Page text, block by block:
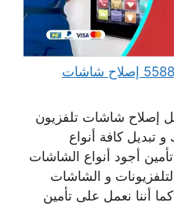
فني تصليح تلفزيونات 55880595 إصلاح شاشات
إصلاح شاشات تلفزيون
تبديل كافة أنواع
أجود أنواع الشاشات
و الشاشات
أننا نعمل على تأمين